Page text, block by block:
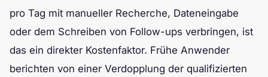
pro Tag mit manueller Recherche, Dateneingabe
oder dem Schreiben von Follow-ups verbringen, ist
das ein direkter Kostenfaktor. Frühe Anwender
berichten von einer Verdopplung der qualifizierten